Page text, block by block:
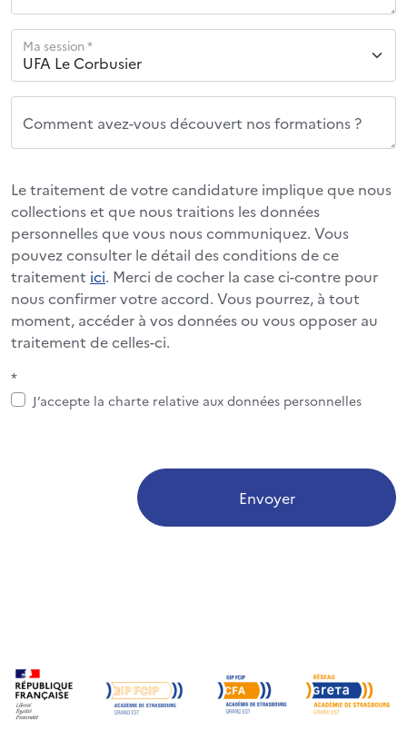
Ma session *
Comment avez-vous découvert nos formations ?
Le traitement de votre candidature implique que nous
collections et que nous traitions les données
personnelles que vous nous communiquez. Vous
pouvez consulter le détail des conditions de ce
traitement ici. Merci de cocher la case ci-contre pour
nous confirmer votre accord. Vous pourrez, à tout
moment, accéder à vos données ou vous opposer au
traitement de celles-ci.
*
J’accepte la charte relative aux données personnelles
Envoyer